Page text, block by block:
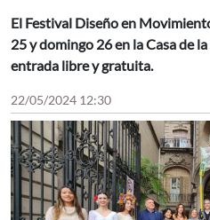
El Festival Diseño en
25 y domingo 26 en la Casa de
entrada libre y gratuita.
22/05/2024 12:30